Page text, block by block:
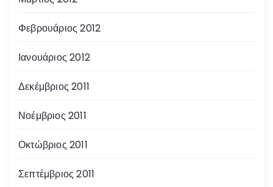
Φεβρουάριος 2012
Ιανουάριος 2012
Δεκέμβριος 2011
Νοέμβριος 2011
Οκτώβριος 2011
Σεπτέμβριος 2011